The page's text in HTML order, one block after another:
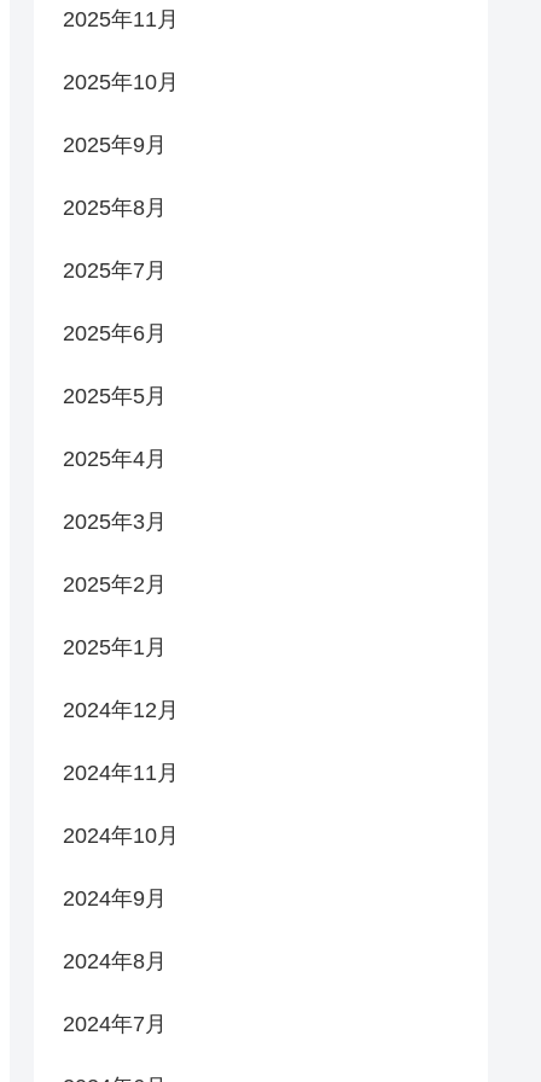
2025年11月
2025年10月
2025年9月
2025年8月
2025年7月
2025年6月
2025年5月
2025年4月
2025年3月
2025年2月
2025年1月
2024年12月
2024年11月
2024年10月
2024年9月
2024年8月
2024年7月